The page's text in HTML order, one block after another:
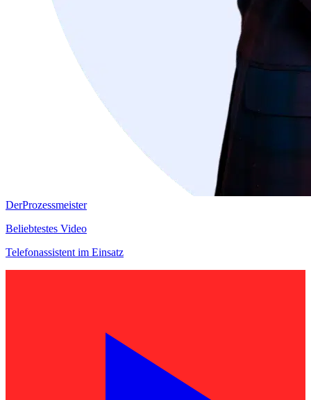
DerProzessmeister
Beliebtestes Video
Telefonassistent im Einsatz